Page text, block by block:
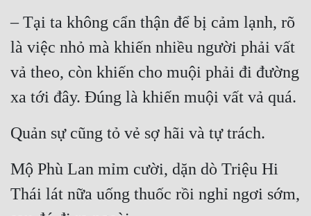
– Tại ta không cẩn thận để bị cảm lạnh, rõ
là việc nhỏ mà khiến nhiều người phải vất
vả theo, còn khiến cho muội phải đi đường
xa tới đây. Đúng là khiến muội vất vả quá.
Quản sự cũng tỏ vẻ sợ hãi và tự trách.
Mộ Phù Lan mỉm cười, dặn dò Triệu Hi
Thái lát nữa uống thuốc rồi nghỉ ngơi sớm,